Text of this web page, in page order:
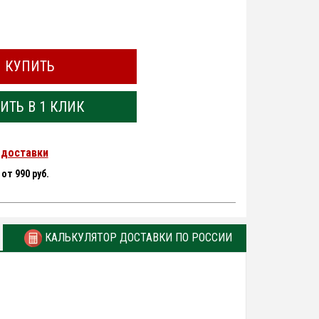
КУПИТЬ
В 1 КЛИК
от 990 руб.
КАЛЬКУЛЯТОР ДОСТАВКИ ПО РОССИИ